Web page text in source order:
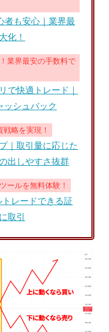
者も安心｜業界最
化！
業界最安の手数料で
で快適トレード｜
ッシュバック
略を実現！
｜取引量に応じた
出しやすさ抜群
ールを無料体験！
レードできる証
取引